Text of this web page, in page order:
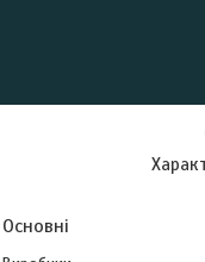
Основні